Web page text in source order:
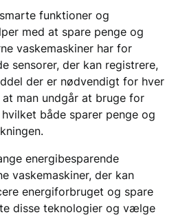
funktioner og
med at spare penge og
vaskemaskiner har for
sensorer, der kan registrere,
der er nødvendigt for hver
man undgår at bruge for
både sparer penge og
energibesparende
vaskemaskiner, der kan
energiforbruget og spare
disse teknologier og vælge